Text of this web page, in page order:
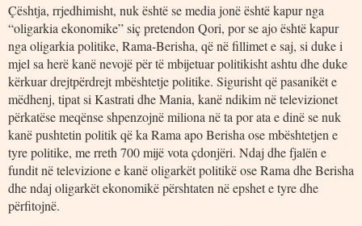
Çështja, rrjedhimisht, nuk është se media jonë është kapur nga
“oligarkia ekonomike” siç pretendon Qori, por se ajo është kapur
nga oligarkia politike, Rama-Berisha, që në fillimet e saj, si duke i
mjel sa herë kanë nevojë për të mbijetuar politikisht ashtu dhe duke
kërkuar drejtpërdrejt mbështetje politike. Sigurisht që pasanikët e
mëdhenj, tipat si Kastrati dhe Mania, kanë ndikim në televizionet
përkatëse meqënse shpenzojnë miliona në ta por ata e dinë se nuk
kanë pushtetin politik që ka Rama apo Berisha ose mbështetjen e
tyre politike, me rreth 700 mijë vota çdonjëri. Ndaj dhe fjalën e
fundit në televizione e kanë oligarkët politikë ose Rama dhe Berisha
dhe ndaj oligarkët ekonomikë përshtaten në epshet e tyre dhe
përfitojnë.